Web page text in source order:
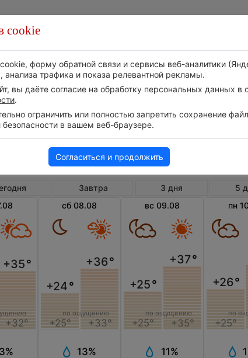
Погода в Кувасае
Завтра 3 дня
5
+35°
+32°
сб 08.08
+24°
+25°
+36°
+33°
по ощущению
13%
вс 09.08
+25°
+25°
+37°
+35°
по ощущению
11%
пн
+26°
+25°
по
cookie
форму обратной связи и сервисы веб-аналитики
анализа трафика и показа релевантной рекламы.
вы даёте согласие на обработку персональных данных в
.
ограничить или полностью запретить сохранение
в вашем веб-браузере.
Согласиться и продолжить